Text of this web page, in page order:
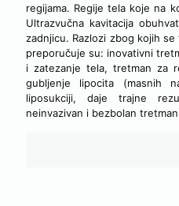
regijama. Regije tela koje na
Ultrazvučna kavitacija
zadnjicu. Razlozi zbog kojih
preporučuje su: inovativni
i zatezanje tela, tretman za
gubljenje lipocita (masnih
liposukciji, daje trajne
neinvazivan i bezbolan